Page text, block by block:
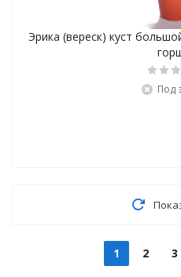
Эрика (вереск) куст
Под
1 2 3